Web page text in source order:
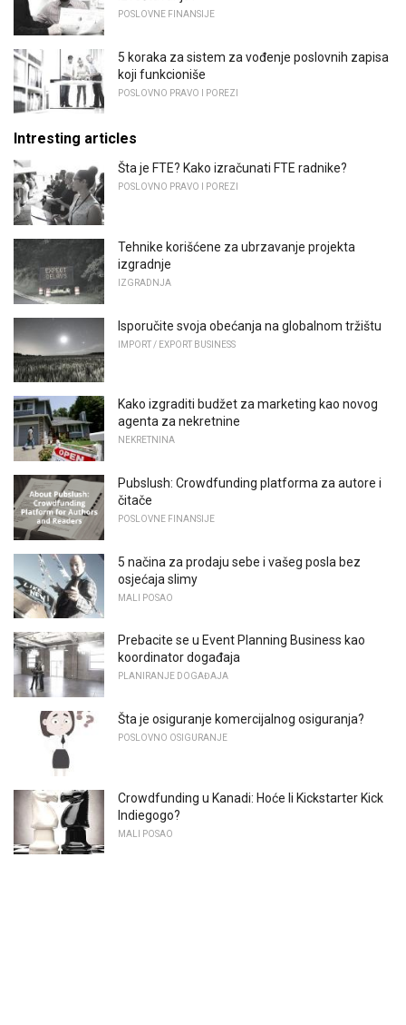
POSLOVNE FINANSIJE
5 koraka za sistem za vođenje poslovnih zapisa
koji funkcioniše
POSLOVNO PRAVO I POREZI
Intresting articles
Šta je FTE? Kako izračunati FTE radnike?
POSLOVNO PRAVO I POREZI
Tehnike korišćene za ubrzavanje projekta
izgradnje
IZGRADNJA
Isporučite svoja obećanja na globalnom tržištu
IMPORT / EXPORT BUSINESS
Kako izgraditi budžet za marketing kao novog
agenta za nekretnine
NEKRETNINA
Pubslush: Crowdfunding platforma za autore i
čitače
POSLOVNE FINANSIJE
5 načina za prodaju sebe i vašeg posla bez
osjećaja slimy
MALI POSAO
Prebacite se u Event Planning Business kao
koordinator događaja
PLANIRANJE DOGAĐAJA
Šta je osiguranje komercijalnog osiguranja?
POSLOVNO OSIGURANJE
Crowdfunding u Kanadi: Hoće li Kickstarter Kick
Indiegogo?
MALI POSAO